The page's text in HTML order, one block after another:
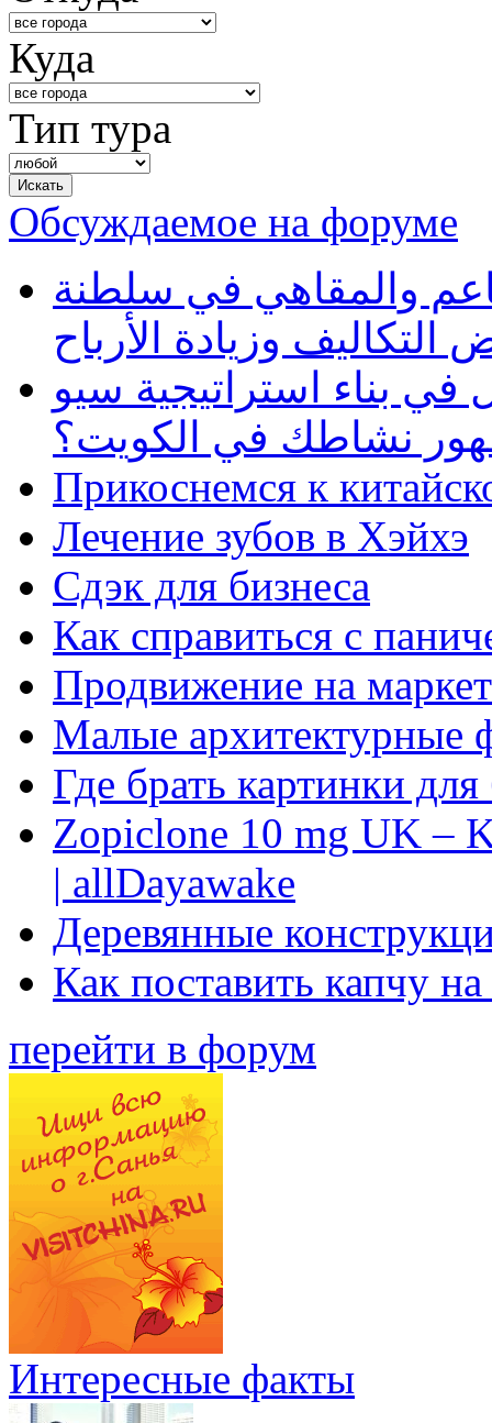
Куда
Тип тура
Обсуждаемое на форуме
والمقاهي في سلطنة
وزيادة الأرباح
بناء استراتيجية سيو
نشاطك في الكويت؟
Прикоснемся к
Лечение зубов в Хэйхэ
Сдэк для бизнеса
Как справиться с
Продвижение на
Малые архитектурные
Где брать картинки
Zopiclone 10 mg UK –
| allDayawake
Деревянные
Как поставить капчу
перейти в форум
Интересные факты